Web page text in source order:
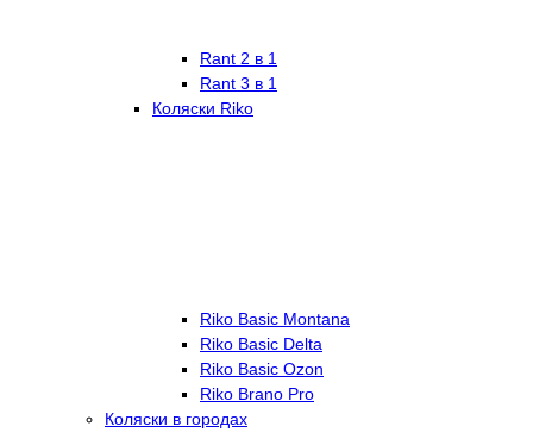
Rant 2 в 1
Rant 3 в 1
Коляски Riko
Riko Basic Montana
Riko Basic Delta
Riko Basic Ozon
Riko Brano Pro
Коляски в городах